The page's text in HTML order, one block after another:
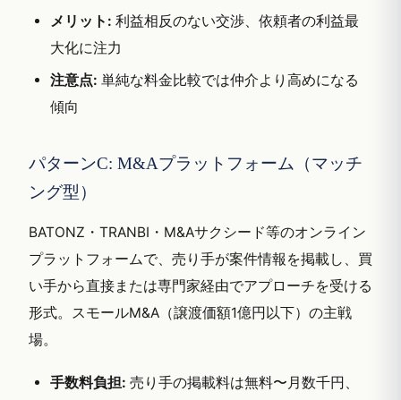
メリット: 利益相反のない交渉、依頼者の利益最
大化に注力
注意点: 単純な料金比較では仲介より高めになる
傾向
パターンC: M&Aプラットフォーム（マッチ
ング型）
BATONZ・TRANBI・M&Aサクシード等のオンライン
プラットフォームで、売り手が案件情報を掲載し、買
い手から直接または専門家経由でアプローチを受ける
形式。スモールM&A（譲渡価額1億円以下）の主戦
場。
手数料負担: 売り手の掲載料は無料〜月数千円、